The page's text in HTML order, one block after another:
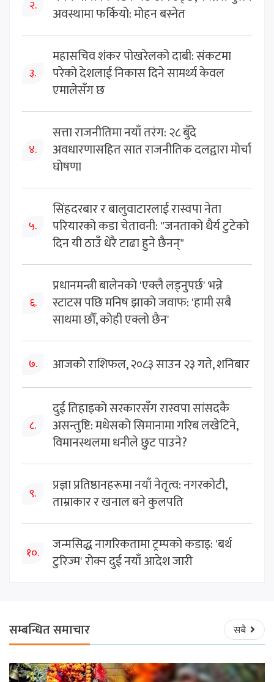
२.
अवस्थामा फर्कियो: मोहन बस्नेत
३.
महासचिव शंकर पोखरेलको दाबी: संकटमा
परेको देशलाई निकास दिने सामर्थ्य केवल
एमालेसँग छ
४.
सत्ता राजनीतिमा नयाँ तरंग: २८ बुँदे
अवधारणासहित सात राजनीतिक दलद्वारा मोर्चा
घोषणा
५.
सिंहदरबार र बालुवाटारलाई रास्वपा नेता
परियारको कडा चेतावनी: "जनताको धैर्य टुटेको
दिन यी ठाउँ धेरै टाढा हुने छैनन्"
६.
प्रधानमन्त्री बालेनको 'एक्लै लड्नुपर्छ' भन्ने
स्टाटस पछि मनिष झाको जवाफ: 'हामी सबै
साथमा छौँ, कोही एक्लो छैन'
७. आजको राशिफल, २०८३ साउन २३ गते, शनिबार
८.
दुई तिहाइको सरकारसँग रास्वपा सांसदकै
असन्तुष्टि: मधेसको सिमानामा गरिब लखेटिने,
विमानस्थलमा धनीले छुट पाउने?
९.
प्रज्ञा प्रतिष्ठानहरूमा नयाँ नेतृत्व: नगरकोटी,
ताम्राकार र खनाल बने कुलपति
१०.
जन्मसिद्ध नागरिकतामा ट्रम्पको कडाइ: 'बर्थ
टुरिज्म' रोक्न दुई नयाँ आदेश जारी
सम्बन्धित समाचार सबै